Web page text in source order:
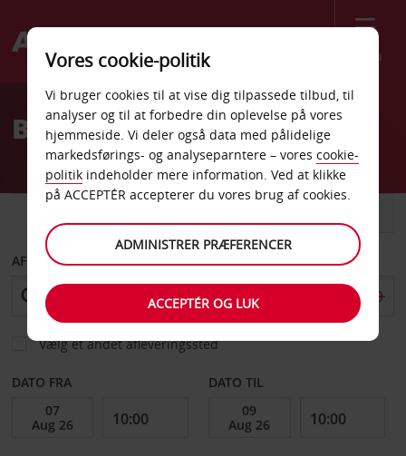
Menu
Welcome
AvisBilleje Thessaloniki
AFHENT FRA
Vælg et andet afleveringssted
DATO FRA DATO TIL
Vores cookie-politik
Vi bruger cookies til at vise dig tilpassede tilbud, til
analyser og til at forbedre din oplevelse på vores
hjemmeside. Vi deler også data med pålidelige
markedsførings- og analyseparntere – vores cookie-
politik indeholder mere information. Ved at klikke
på ACCEPTÉR accepterer du vores brug af cookies.
ADMINISTRER PRÆFERENCER
ACCEPTÉR OG LUK